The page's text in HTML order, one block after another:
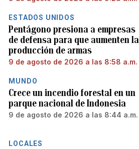
ESTADOS UNIDOS
Pentágono presiona a empresas
de defensa para que aumenten la
producción de armas
9 de agosto de 2026 a las 8:58 a.m.
MUNDO
Crece un incendio forestal en un
parque nacional de Indonesia
9 de agosto de 2026 a las 8:44 a.m.
LOCALES